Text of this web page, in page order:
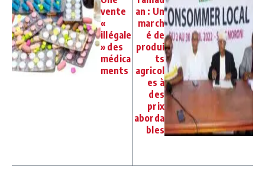
vente
«
illégale
» des
médica
ments
an : Un
march
é de
produi
ts
agricol
es à
des
prix
aborda
bles